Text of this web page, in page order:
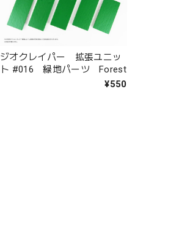
ジオクレイパー 拡張ユニッ
ト #016 緑地パーツ Forest
¥550